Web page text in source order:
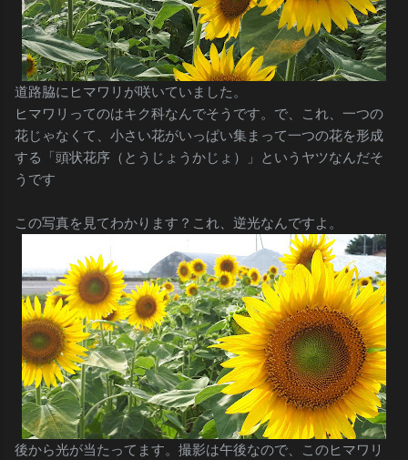
道路脇にヒマワリが咲いていました。
ヒマワリってのはキク科なんでそうです。で、これ、一つの
花じゃなくて、小さい花がいっぱい集まって一つの花を形成
する「頭状花序（とうじょうかじょ）」というヤツなんだそ
うです
この写真を見てわかります？これ、逆光なんですよ。
後から光が当たってます。撮影は午後なので、このヒマワリ